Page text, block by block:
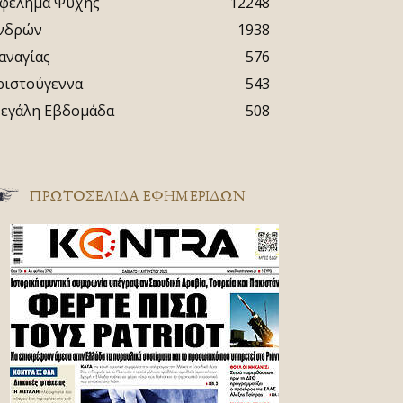
1938
576
543
Εβδομάδα
508
ΠΡΩΤΟΣΈΛΙΔΑ ΕΦΗΜΕΡΊΔΩΝ